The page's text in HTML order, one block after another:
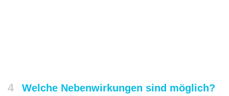
4 Welche Nebenwirkungen sind möglich?